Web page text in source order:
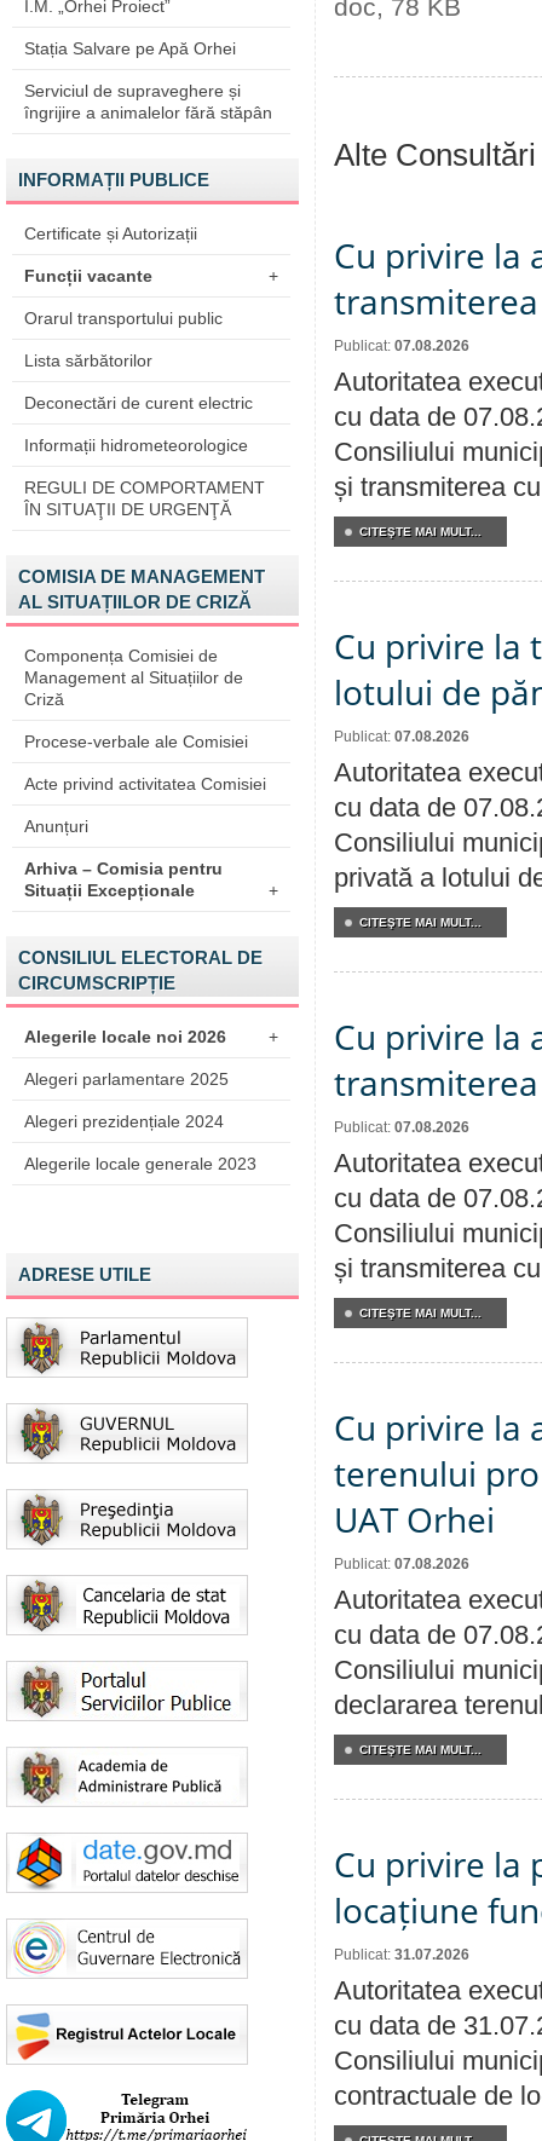
Î.M. „Orhei Proiect”
Stația Salvare pe Apă Orhei
Serviciul de supraveghere și
îngrijire a animalelor fără stăpân
INFORMAȚII PUBLICE
Certificate și Autorizații
Funcții vacante +
Orarul transportului public
Lista sărbătorilor
Deconectări de curent electric
Informații hidrometeorologice
REGULI DE COMPORTAMENT
ÎN SITUAŢII DE URGENŢĂ
COMISIA DE MANAGEMENT
AL SITUAȚIILOR DE CRIZĂ
Componența Comisiei de
Management al Situațiilor de
Criză
Procese-verbale ale Comisiei
Acte privind activitatea Comisiei
Anunțuri
Arhiva – Comisia pentru
Situații Excepționale
+
CONSILIUL ELECTORAL DE
CIRCUMSCRIPȚIE
Alegerile locale noi 2026 +
Alegeri parlamentare 2025
Alegeri prezidențiale 2024
Alegerile locale generale 2023
ADRESE UTILE
doc, 78 KB
Alte
Cu privire la
Publicat: 07.08.2026
Autoritatea
cu data de
Consiliului
și transmiterea
CITEŞTE MAI MULT...
Cu privire la
lotului de
Publicat: 07.08.2026
Autoritatea
cu data de
Consiliului
privată a lotului
CITEŞTE MAI MULT...
Cu privire la
Publicat: 07.08.2026
Autoritatea
cu data de
Consiliului
și transmiterea
CITEŞTE MAI MULT...
Cu privire la
terenului
UAT Orhei
Publicat: 07.08.2026
Autoritatea
cu data de
Consiliului
declararea
CITEŞTE MAI MULT...
Cu privire la
locațiune
Publicat: 31.07.2026
Autoritatea
cu data de
Consiliului
contractuale de